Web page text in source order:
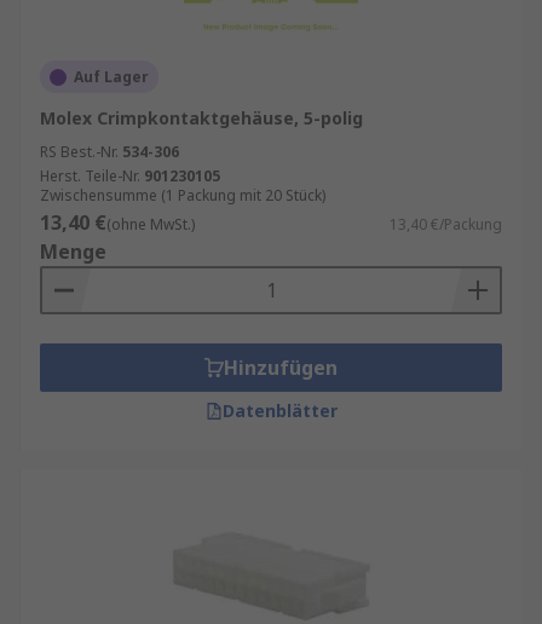
Auf Lager
Molex Crimpkontaktgehäuse, 5-polig
RS Best.-Nr. 534-306
Herst. Teile-Nr. 901230105
Zwischensumme (1 Packung mit 20 Stück)
13,40 €(ohne MwSt.) 13,40 €/Packung
Menge
Hinzufügen
Datenblätter